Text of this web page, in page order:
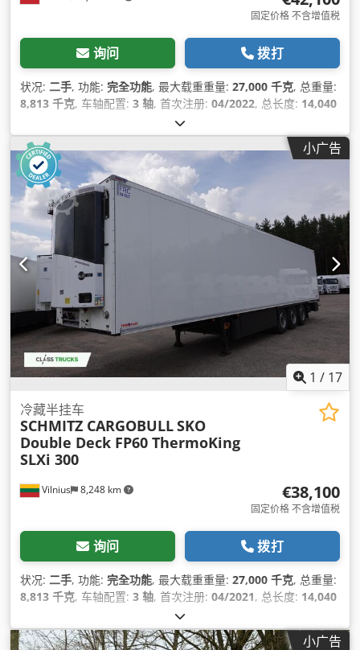
固定价格 不含增值税
询问 拨打
状况: 二手, 功能: 完全功能, 最大载重重量: 27,000 千克, 总重量:
8,813 千克, 车轴配置: 3 轴, 首次注册: 04/2022, 总长度: 14,040
, 悬挂系统:
2022, 设备:制冷单元, 动力转向, 完整保养记录,
小广告
1 / 17
Vilnius 8,248 km
冷藏半挂车
SCHMITZ CARGOBULLSKO
Double Deck FP60 ThermoKing
SLXi 300
€38,100
固定价格 不含增值税
询问 拨打
状况: 二手, 功能: 完全功能, 最大载重重量: 27,000 千克, 总重量:
8,813 千克, 车轴配置: 3 轴, 首次注册: 04/2021, 总长度: 14,040
, 悬挂系统:
2021, 设备:制冷单元, 动力转向, 完整保养记录,
小广告